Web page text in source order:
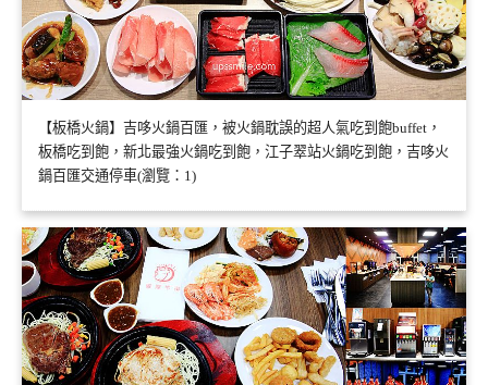
【板橋火鍋】吉哆火鍋百匯，被火鍋耽誤的超人氣吃到飽buffet，
板橋吃到飽，新北最強火鍋吃到飽，江子翠站火鍋吃到飽，吉哆火
鍋百匯交通停車(瀏覽：1)